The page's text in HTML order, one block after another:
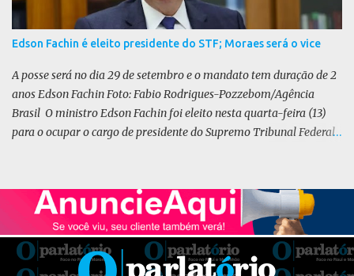
os aspectos econômico e financeiro. Embora o custo dos juros em
dólares possa parecer inferior no curto prazo, a opção pelo iene
revela-se mais benéfica no longo prazo, tanto pela sua menor
volatilidade cambial quanto pela estabilidade da taxa de juros
atrelada à TONA”, explica. O deputado Gustavo Neiva (PP) votou
contra o projeto de l...
Edson Fachin é eleito presidente do STF; Moraes será o vice
A posse será no dia 29 de setembro e o mandato tem duração de 2
anos Edson Fachin Foto: Fabio Rodrigues-Pozzebom/Agência
Brasil O ministro Edson Fachin foi eleito nesta quarta-feira (13)
para o ocupar o cargo de presidente do Supremo Tribunal Federal
votação foi feita de forma simbólica pelo plenário da Corte.
Atualmente, Fachin é o vice-presidente e, pelo critério de
antiguidade, deve assumir o cargo. Conforme o regimento interno,
o tribunal deve ser comandado pelo ministro mais antigo que
ainda não presidiu a Corte. O novo presidente vai suceder a Luís